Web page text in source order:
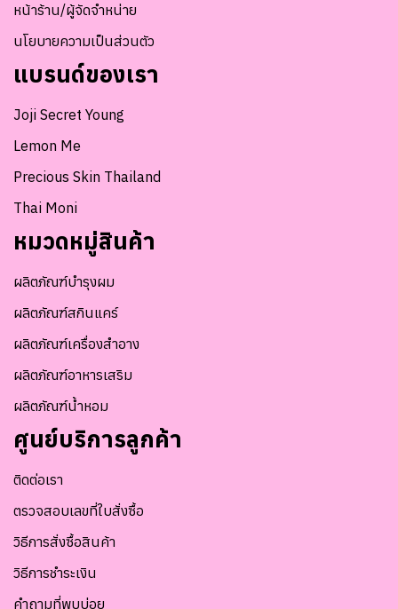
หน้าร้าน/ผู้จัดจำหน่าย
นโยบายความเป็นส่วนตัว
แบรนด์ของเรา
Joji Secret Young
Lemon Me
Precious Skin Thailand
Thai Moni
หมวดหมู่สินค้า
ผลิตภัณฑ์บำรุงผม
ผลิตภัณฑ์สกินแคร์
ผลิตภัณฑ์เครื่องสำอาง
ผลิตภัณฑ์อาหารเสริม
ผลิตภัณฑ์น้ำหอม
ศูนย์บริการลูกค้า
ติดต่อเรา
ตรวจสอบเลขที่ใบสั่งซื้อ
วิธีการสั่งซื้อสินค้า
วิธีการชำระเงิน
คำถามที่พบบ่อย